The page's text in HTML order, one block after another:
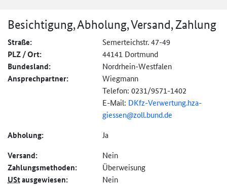
Besichtigung, Abholung, Versand, Zahlung
Straße: Semerteichstr. 47-49
PLZ / Ort: 44141 Dortmund
Bundesland: Nordrhein-Westfalen
Ansprechpartner:
Wiegmann
Telefon: 0231/9571-1402
E-Mail: DKfz-Verwertung.hza-
giessen@zoll.bund.de
Abholung: Ja
Versand: Nein
Zahlungs­methoden: Überweisung
UStausgewiesen: Nein